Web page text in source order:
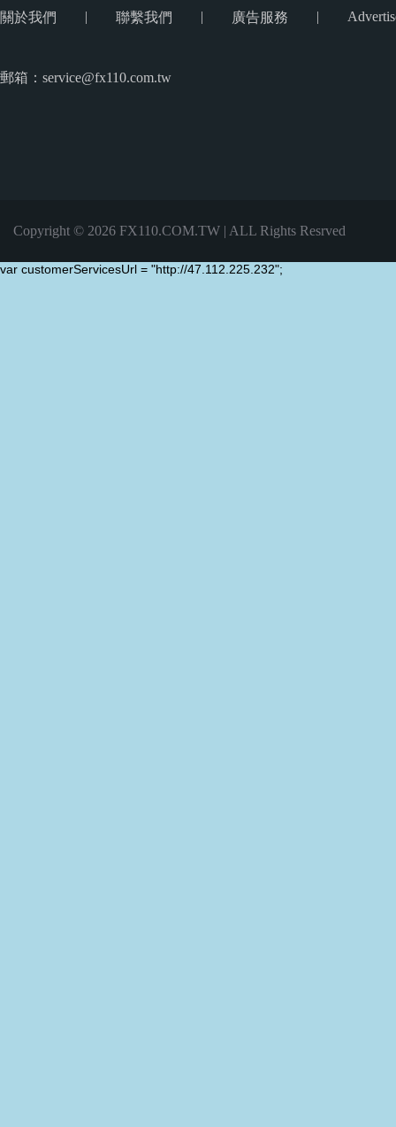
關於我們 | 聯繫我們 | 廣告服務 |
郵箱：service@fx110.com.tw
Copyright © 2026 FX110.COM.TW | ALL Rights Resrved
var customerServicesUrl = "http://47.112.225.232";